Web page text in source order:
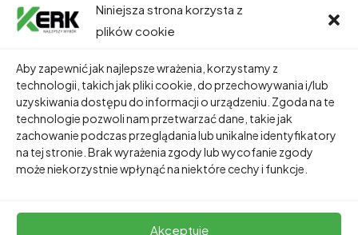
Niniejsza strona korzysta z
plików cookie
Aby zapewnić jak najlepsze wrażenia, korzystamy z
technologii, takich jak pliki cookie, do przechowywania i/lub
uzyskiwania dostępu do informacji o urządzeniu. Zgoda na te
technologie pozwoli nam przetwarzać dane, takie jak
zachowanie podczas przeglądania lub unikalne identyfikatory
na tej stronie. Brak wyrażenia zgody lub wycofanie zgody
może niekorzystnie wpłynąć na niektóre cechy i funkcje.
Akceptuję
TWOJE KONTO
Dane Osobowe
Zamówienia
Adresy